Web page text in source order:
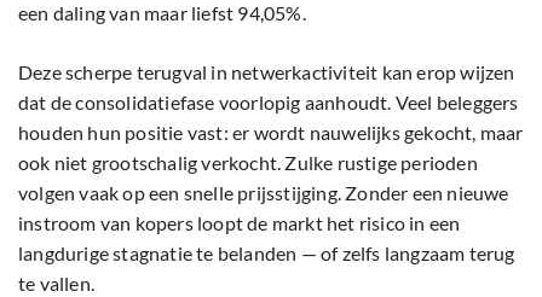
een daling van maar liefst 94,05%.
Deze scherpe terugval in netwerkactiviteit kan erop wijzen
dat de consolidatiefase voorlopig aanhoudt. Veel beleggers
houden hun positie vast: er wordt nauwelijks gekocht, maar
ook niet grootschalig verkocht. Zulke rustige perioden
volgen vaak op een snelle prijsstijging. Zonder een nieuwe
instroom van kopers loopt de markt het risico in een
langdurige stagnatie te belanden — of zelfs langzaam terug
te vallen.